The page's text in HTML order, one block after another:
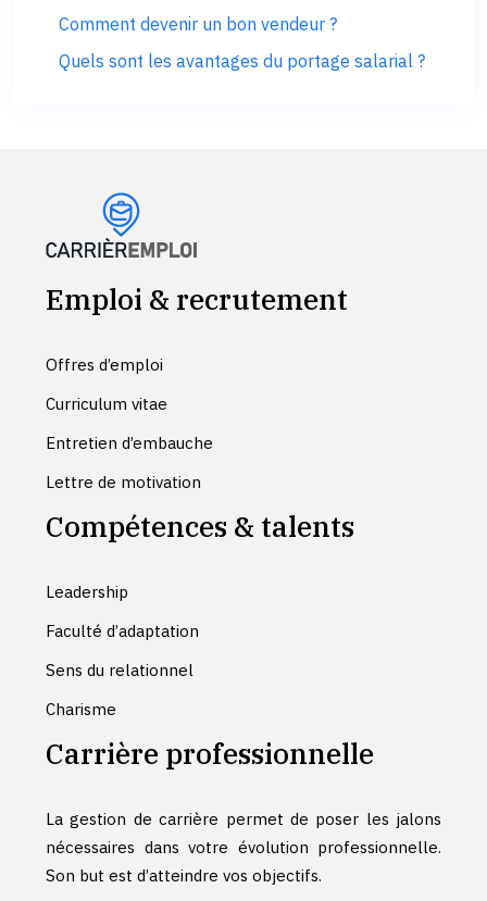
Comment devenir un bon vendeur ?
Quels sont les avantages du portage salarial ?
Emploi & recrutement
Offres d’emploi
Curriculum vitae
Entretien d’embauche
Lettre de motivation
Compétences & talents
Leadership
Faculté d’adaptation
Sens du relationnel
Charisme
Carrière professionnelle
La gestion de carrière permet de poser les jalons
nécessaires dans votre évolution professionnelle.
Son but est d’atteindre vos objectifs.